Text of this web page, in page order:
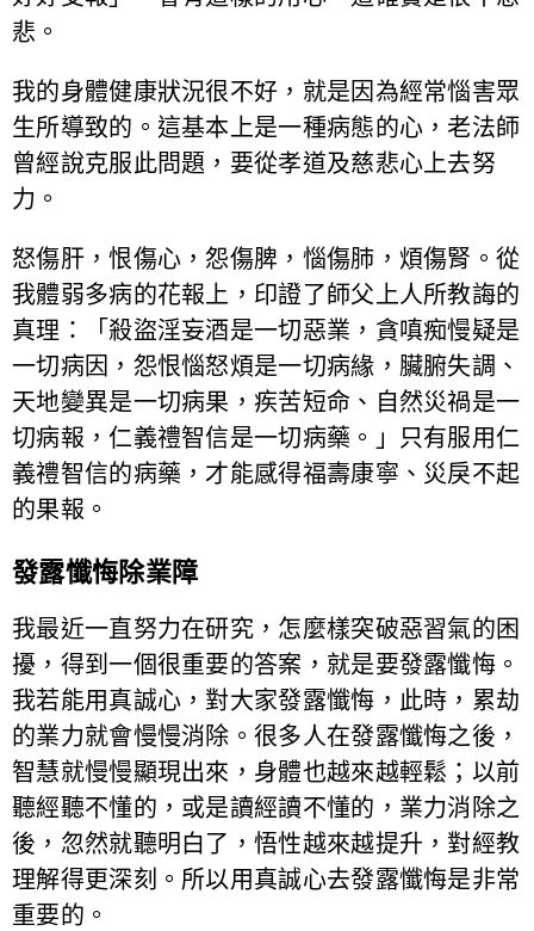
悲。
我的身體健康狀況很不好，就是因為經常惱害眾
生所導致的。這基本上是一種病態的心，老法師
曾經說克服此問題，要從孝道及慈悲心上去努
力。
怒傷肝，恨傷心，怨傷脾，惱傷肺，煩傷腎。從
我體弱多病的花報上，印證了師父上人所教誨的
真理：「殺盜淫妄酒是一切惡業，貪嗔痴慢疑是
一切病因，怨恨惱怒煩是一切病緣，臟腑失調、
天地變異是一切病果，疾苦短命、自然災禍是一
切病報，仁義禮智信是一切病藥。」只有服用仁
義禮智信的病藥，才能感得福壽康寧、災戾不起
的果報。
發露懺悔除業障
我最近一直努力在研究，怎麼樣突破惡習氣的困
擾，得到一個很重要的答案，就是要發露懺悔。
我若能用真誠心，對大家發露懺悔，此時，累劫
的業力就會慢慢消除。很多人在發露懺悔之後，
智慧就慢慢顯現出來，身體也越來越輕鬆；以前
聽經聽不懂的，或是讀經讀不懂的，業力消除之
後，忽然就聽明白了，悟性越來越提升，對經教
理解得更深刻。所以用真誠心去發露懺悔是非常
重要的。